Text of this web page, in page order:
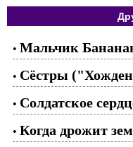
• Мальчик
• Сёстры
• Солдатское
• Когда дрожит